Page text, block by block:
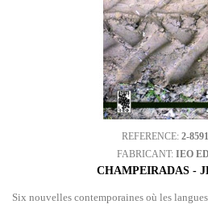
REFERENCE: 2-
FABRICANT: IEO
CHAMPEIRADAS -
Six nouvelles contemporaines où les